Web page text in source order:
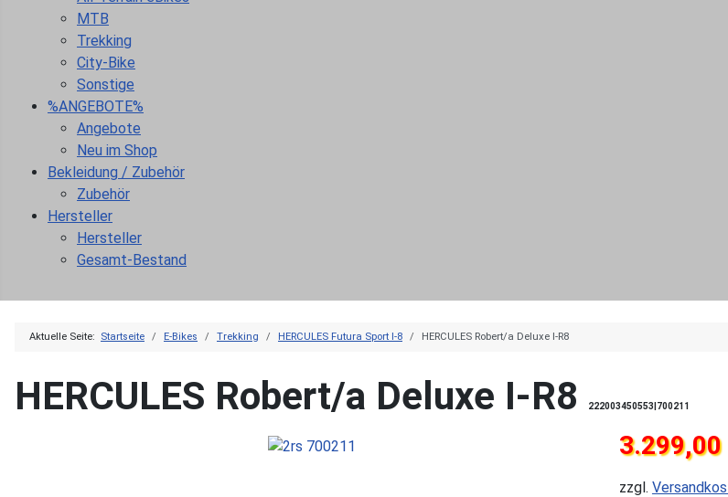
MTB
Trekking
City-Bike
Sonstige
%ANGEBOTE%
Angebote
Neu im Shop
Bekleidung / Zubehör
Zubehör
Hersteller
Hersteller
Gesamt-Bestand
Aktuelle Seite: Startseite E-Bikes Trekking HERCULES Futura Sport I-8 HERCULES Robert/a Deluxe I-R8
HERCULES Robert/a Deluxe I-R8 222003450553|700211
3.299,00
zzgl.